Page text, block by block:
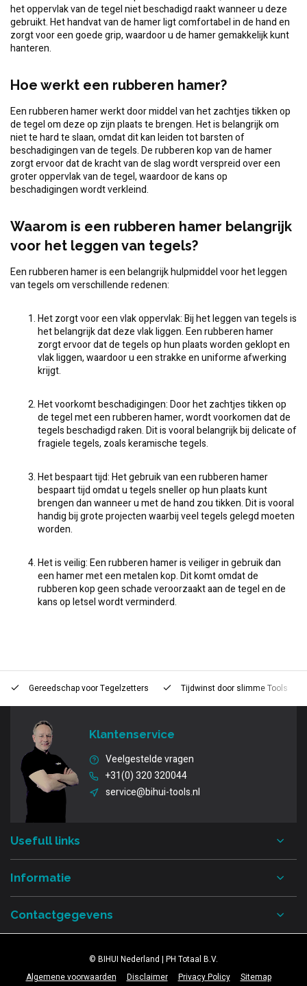
het oppervlak van de tegel niet beschadigd raakt wanneer u deze
gebruikt. Het handvat van de hamer ligt comfortabel in de hand en
zorgt voor een goede grip, waardoor u de hamer gemakkelijk kunt
hanteren.
Hoe werkt een rubberen hamer?
Een rubberen hamer werkt door middel van het zachtjes tikken op
de tegel om deze op zijn plaats te brengen. Het is belangrijk om
niet te hard te slaan, omdat dit kan leiden tot barsten of
beschadigingen van de tegels. De rubberen kop van de hamer
zorgt ervoor dat de kracht van de slag wordt verspreid over een
groter oppervlak van de tegel, waardoor de kans op
beschadigingen wordt verkleind.
Waarom is een rubberen hamer belangrijk
voor het leggen van tegels?
Een rubberen hamer is een belangrijk hulpmiddel voor het leggen
van tegels om verschillende redenen:
Het zorgt voor een vlak oppervlak: Bij het leggen van tegels is
het belangrijk dat deze vlak liggen. Een rubberen hamer
zorgt ervoor dat de tegels op hun plaats worden geklopt en
vlak liggen, waardoor u een strakke en uniforme afwerking
krijgt.
Het voorkomt beschadigingen: Door het zachtjes tikken op
de tegel met een rubberen hamer, wordt voorkomen dat de
tegels beschadigd raken. Dit is vooral belangrijk bij delicate of
fragiele tegels, zoals keramische tegels.
Het bespaart tijd: Het gebruik van een rubberen hamer
bespaart tijd omdat u tegels sneller op hun plaats kunt
brengen dan wanneer u met de hand zou tikken. Dit is vooral
handig bij grote projecten waarbij veel tegels gelegd moeten
worden.
Het is veilig: Een rubberen hamer is veiliger in gebruik dan
een hamer met een metalen kop. Dit komt omdat de
rubberen kop geen schade veroorzaakt aan de tegel en de
kans op letsel wordt verminderd.
Gereedschap voorTegelzetters Tijdwinst door slimme Tools
Klantenservice
Veelgestelde vragen
+31(0) 320 320044
service@bihui-tools.nl
Usefull links
Informatie
Contactgegevens
Algemene voorwaarden Disclaimer Privacy Policy Sitemap
© BIHUI Nederland | PH Totaal B.V.